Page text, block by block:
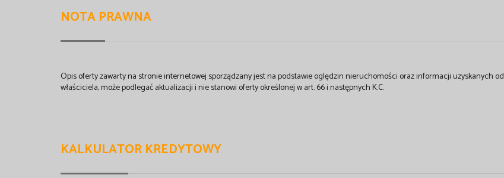
NOTA PRAWNA
Opis oferty zawarty na stronie internetowej sporządzany jest na podstawie oględzin nieruchomości oraz informacji uzyskanych od
właściciela, może podlegać aktualizacji i nie stanowi oferty określonej w art. 66 i następnych K.C.
KALKULATOR KREDYTOWY